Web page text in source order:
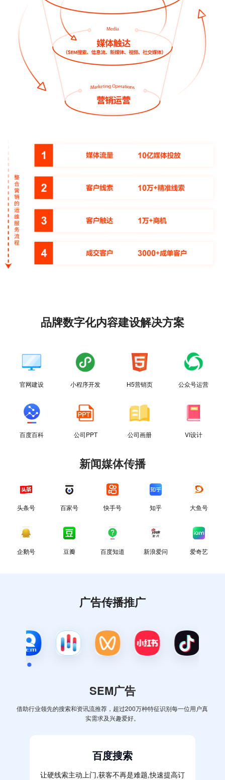
品牌数字化内容建设解决方案
官网建设 小程序开发 H5营销页 公众号运营
百度百科 公司PPT 公司画册 VI设计
新闻媒体传播
头条号 百家号 快手号 知乎 大鱼号
企鹅号 豆瓣 百度知道 新浪爱问 爱奇艺
广告传播推广
SEM广告
借助行业领先的搜索和资讯流推荐，超过200万种特征识别每一位用户真
实需求及兴趣爱好。
百度搜索
让硬线索主动上门,获客不再是难题,快速提高订